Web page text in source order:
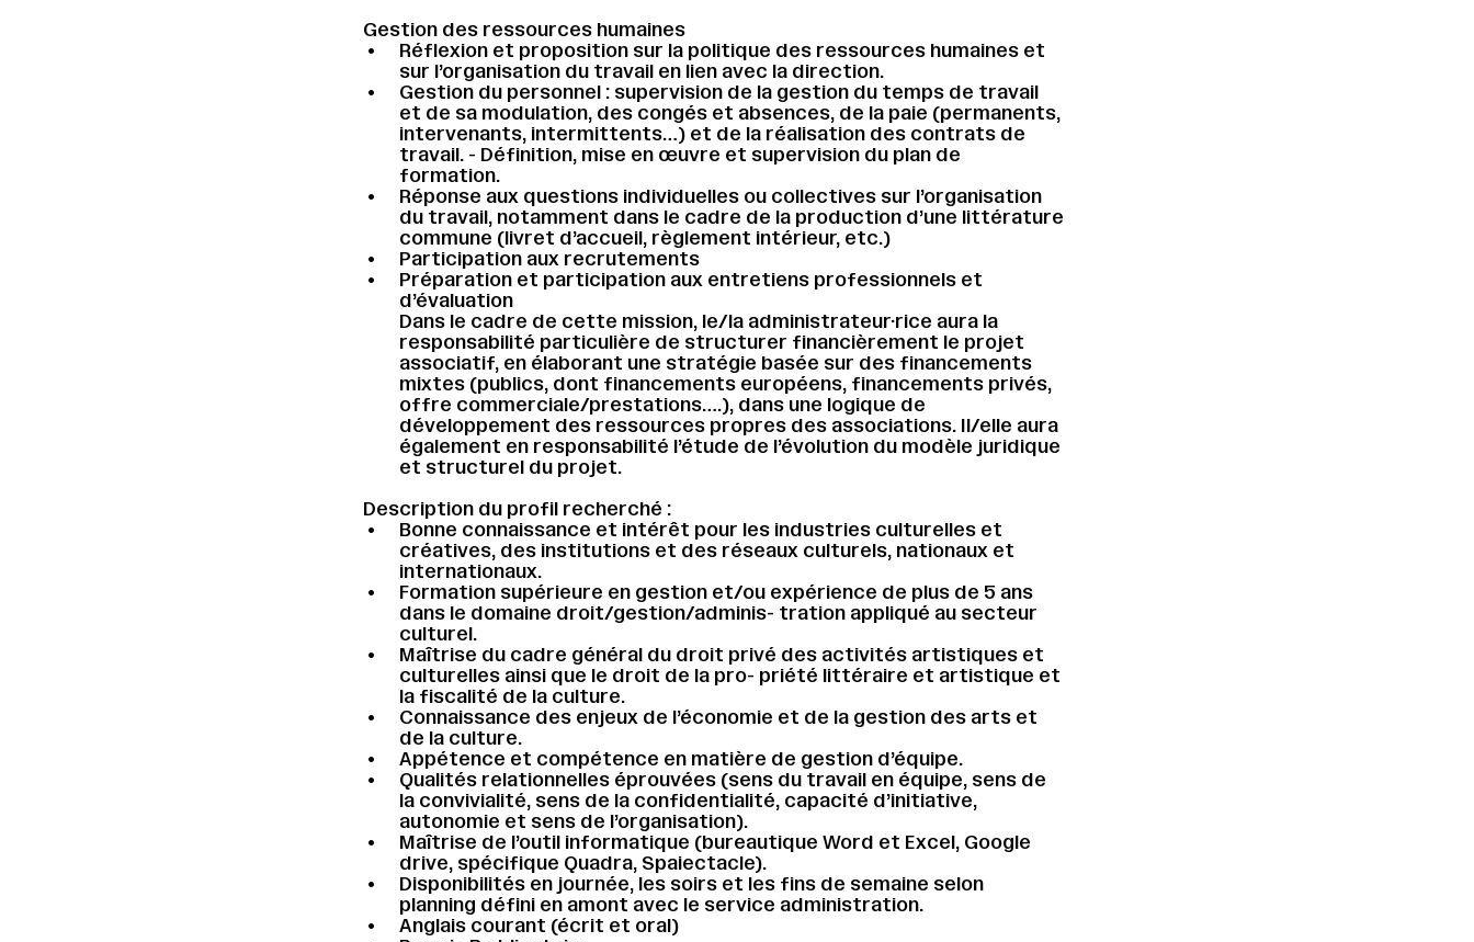
Gestion des ressources humaines
Réflexion et proposition sur la politique des ressources humaines et
sur l’organisation du travail en lien avec la direction.
Gestion du personnel : supervision de la gestion du temps de travail
et de sa modulation, des congés et absences, de la paie (permanents,
intervenants, intermittents…) et de la réalisation des contrats de
travail. - Définition, mise en œuvre et supervision du plan de
formation.
Réponse aux questions individuelles ou collectives sur l’organisation
du travail, notamment dans le cadre de la production d’une littérature
commune (livret d’accueil, règlement intérieur, etc.)
Participation aux recrutements
Préparation et participation aux entretiens professionnels et
d’évaluation
Dans le cadre de cette mission, le/la administrateur·rice aura la
responsabilité particulière de structurer financièrement le projet
associatif, en élaborant une stratégie basée sur des financements
mixtes (publics, dont financements européens, financements privés,
offre commerciale/prestations….), dans une logique de
développement des ressources propres des associations. Il/elle aura
également en responsabilité l’étude de l’évolution du modèle juridique
et structurel du projet.
Description du profil recherché :
Bonne connaissance et intérêt pour les industries culturelles et
créatives, des institutions et des réseaux culturels, nationaux et
internationaux.
Formation supérieure en gestion et/ou expérience de plus de 5 ans
dans le domaine droit/gestion/adminis- tration appliqué au secteur
culturel.
Maîtrise du cadre général du droit privé des activités artistiques et
culturelles ainsi que le droit de la pro- priété littéraire et artistique et
la fiscalité de la culture.
Connaissance des enjeux de l’économie et de la gestion des arts et
de la culture.
Appétence et compétence en matière de gestion d’équipe.
Qualités relationnelles éprouvées (sens du travail en équipe, sens de
la convivialité, sens de la confidentialité, capacité d’initiative,
autonomie et sens de l’organisation).
Maîtrise de l’outil informatique (bureautique Word et Excel, Google
drive, spécifique Quadra, Spaiectacle).
Disponibilités en journée, les soirs et les fins de semaine selon
planning défini en amont avec le service administration.
Anglais courant (écrit et oral)